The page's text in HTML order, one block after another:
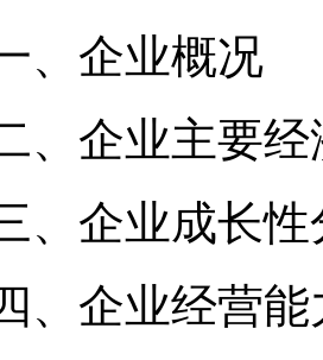
业概况
主要经济
业成长性
经营能